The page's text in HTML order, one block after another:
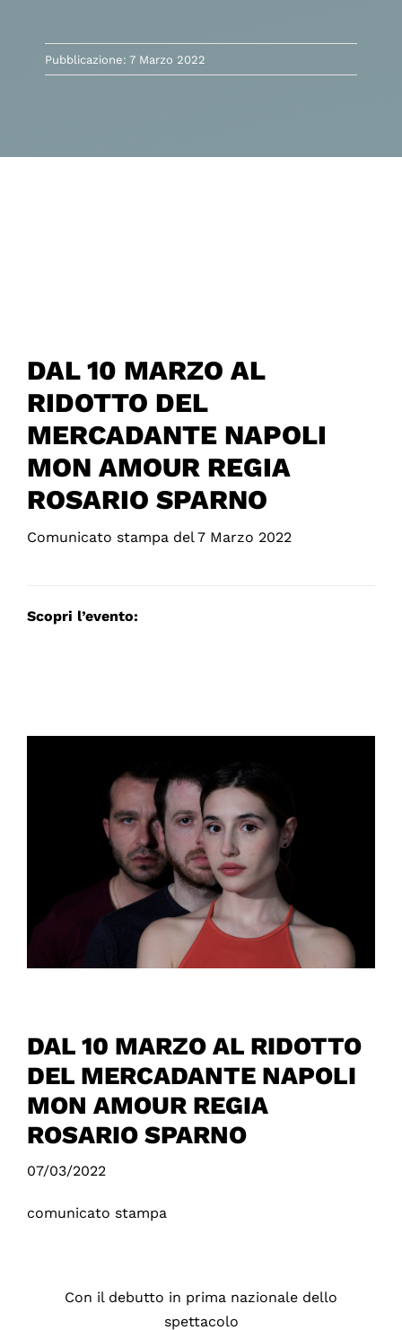
Pubblicazione: 7 Marzo 2022
DAL 10 MARZO AL
RIDOTTO DEL
MERCADANTE NAPOLI
MON AMOUR REGIA
ROSARIO SPARNO
Comunicato stampa del 7 Marzo 2022
Scopri l’evento:
DAL 10 MARZO AL RIDOTTO
DEL MERCADANTE NAPOLI
MON AMOUR REGIA
ROSARIO SPARNO
07/03/2022
comunicato stampa
Con il debutto in prima nazionale dello
spettacolo